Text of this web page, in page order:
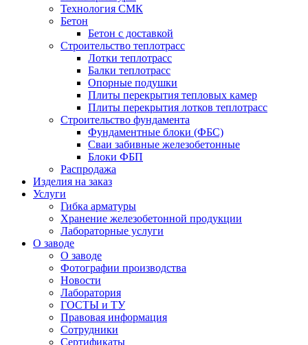
Технология СМК
Бетон
Бетон с доставкой
Строительство теплотрасс
Лотки теплотрасс
Балки теплотрасс
Опорные подушки
Плиты перекрытия тепловых камер
Плиты перекрытия лотков теплотрасс
Строительство фундамента
Фундаментные блоки (ФБС)
Сваи забивные железобетонные
Блоки ФБП
Распродажа
Изделия на заказ
Услуги
Гибка арматуры
Хранение железобетонной продукции
Лабораторные услуги
О заводе
О заводе
Фотографии производства
Новости
Лаборатория
ГОСТЫ и ТУ
Правовая информация
Сотрудники
Сертификаты